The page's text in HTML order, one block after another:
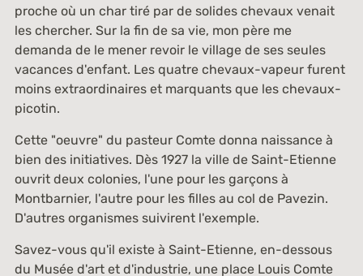
proche où un char tiré par de solides chevaux venait
les chercher. Sur la fin de sa vie, mon père me
demanda de le mener revoir le village de ses seules
vacances d'enfant. Les quatre chevaux-vapeur furent
moins extraordinaires et marquants que les chevaux-
picotin.
Cette "oeuvre" du pasteur Comte donna naissance à
bien des initiatives. Dès 1927 la ville de Saint-Etienne
ouvrit deux colonies, l'une pour les garçons à
Montbarnier, l'autre pour les filles au col de Pavezin.
D'autres organismes suivirent l'exemple.
Savez-vous qu'il existe à Saint-Etienne, en-dessous
du Musée d'art et d'industrie, une place Louis Comte